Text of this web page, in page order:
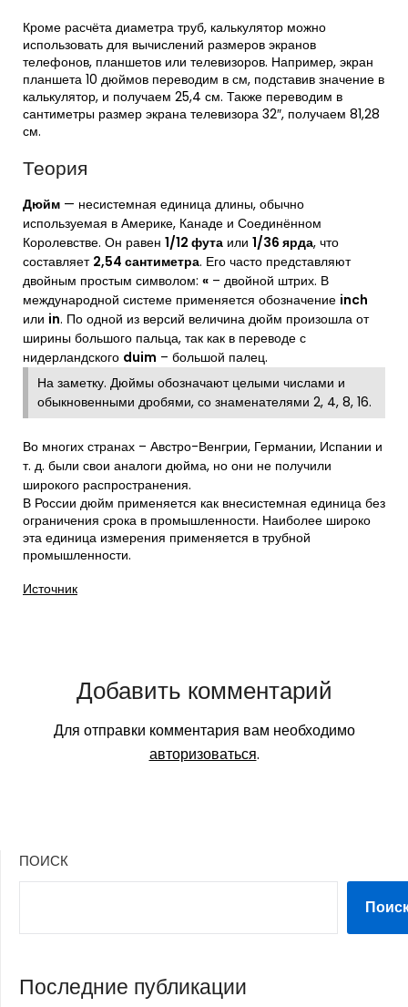
Кроме расчёта диаметра труб, калькулятор можно
использовать для вычислений размеров экранов
телефонов, планшетов или телевизоров. Например, экран
планшета 10 дюймов переводим в см, подставив значение в
калькулятор, и получаем 25,4 см. Также переводим в
сантиметры размер экрана телевизора 32″, получаем 81,28
см.
Теория
Дюйм — несистемная единица длины, обычно
используемая в Америке, Канаде и Соединённом
Королевстве. Он равен 1/12 фута или 1/36 ярда, что
составляет 2,54 сантиметра. Его часто представляют
двойным простым символом: « – двойной штрих. В
международной системе применяется обозначение inch
или in. По одной из версий величина дюйм произошла от
ширины большого пальца, так как в переводе с
нидерландского duim – большой палец.
На заметку. Дюймы обозначают целыми числами и
обыкновенными дробями, со знаменателями 2, 4, 8, 16.
Во многих странах – Австро-Венгрии, Германии, Испании и
т. д. были свои аналоги дюйма, но они не получили
широкого распространения.
В России дюйм применяется как внесистемная единица без
ограничения срока в промышленности. Наиболее широко
эта единица измерения применяется в трубной
промышленности.
Источник
Добавить комментарий
Для отправки комментария вам необходимо
авторизоваться.
ПОИСК
Последние публикации